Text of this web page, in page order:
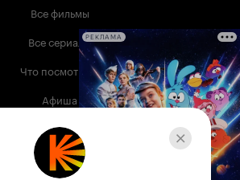
Все фильмы
Все сериалы
Что посмотреть
Афиша
Музыка
Телепрограмма
РЕКЛАМА